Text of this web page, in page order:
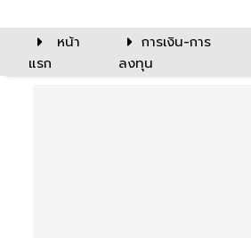
หน้า
แรก
การเงิน-การ
ลงทุน